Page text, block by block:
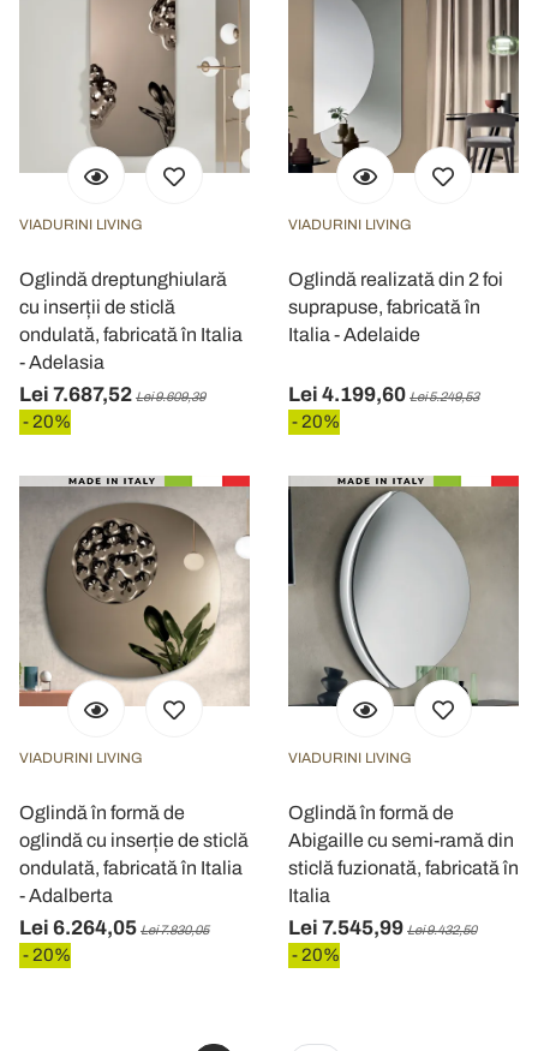
VIADURINI LIVING
Oglindă dreptunghiulară
cu inserții de sticlă
ondulată, fabricată în Italia
- Adelasia
Lei 7.687,52 Lei 9.609,39
- 20%
VIADURINI LIVING
Oglindă realizată din 2 foi
suprapuse, fabricată în
Italia - Adelaide
Lei 4.199,60 Lei 5.249,53
- 20%
VIADURINI LIVING
Oglindă în formă de
oglindă cu inserție de sticlă
ondulată, fabricată în Italia
- Adalberta
Lei 6.264,05 Lei 7.830,05
- 20%
VIADURINI LIVING
Oglindă în formă de
Abigaille cu semi-ramă din
sticlă fuzionată, fabricată în
Italia
Lei 7.545,99 Lei 9.432,50
- 20%